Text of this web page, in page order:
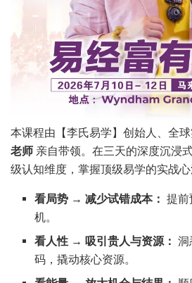
本课程由【李氏易学】创始人、全
老师 亲自带领。在三天的深度沉浸
级认知维度，掌握顶级易学的实战心
看局势 → 减少试错成本： 提前
机。
看人性 → 吸引贵人与资源： 洞
码，撬动核心资源。